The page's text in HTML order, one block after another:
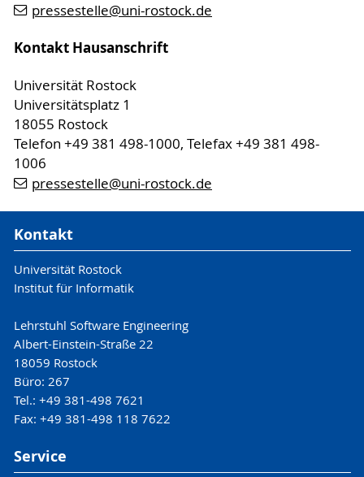
pressestelle@uni-rostock.de
Kontakt Hausanschrift
Universität Rostock
Universitätsplatz 1
18055 Rostock
Telefon +49 381 498-1000, Telefax +49 381 498-
1006
pressestelle@uni-rostock.de
Kontakt
Universität Rostock
Institut für Informatik
Lehrstuhl Software Engineering
Albert-Einstein-Straße 22
18059 Rostock
Büro: 267
Tel.: +49 381-498 7621
Fax: +49 381-498 118 7622
Service